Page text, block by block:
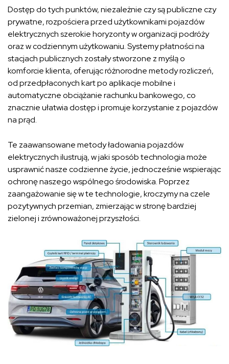
Dostęp do tych punktów, niezależnie czy są publiczne czy
prywatne, rozpościera przed użytkownikami pojazdów
elektrycznych szerokie horyzonty w organizacji podróży
oraz w codziennym użytkowaniu. Systemy płatności na
stacjach publicznych zostały stworzone z myślą o
komforcie klienta, oferując różnorodne metody rozliczeń,
od przedpłaconych kart po aplikacje mobilne i
automatyczne obciążanie rachunku bankowego, co
znacznie ułatwia dostęp i promuje korzystanie z pojazdów
na prąd.
Te zaawansowane metody ładowania pojazdów
elektrycznych ilustrują, w jaki sposób technologia może
usprawnić nasze codzienne życie, jednocześnie wspierając
ochronę naszego wspólnego środowiska. Poprzez
zaangażowanie się w te technologie, kroczymy na czele
pozytywnych przemian, zmierzając w stronę bardziej
zielonej i zrównoważonej przyszłości.